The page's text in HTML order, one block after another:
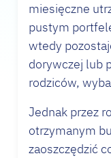
miesięczne
pustym
wtedy
dorywczej lub
rodziców,
Jednak przez
otrzymanym
zaoszczędzić